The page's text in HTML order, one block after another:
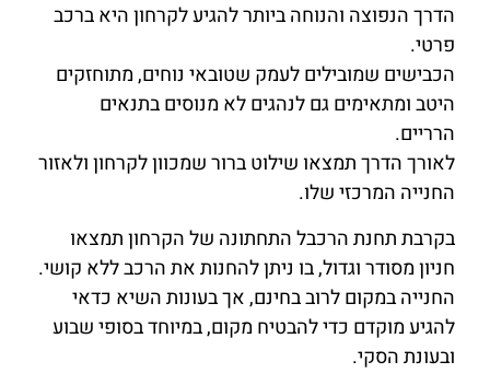
הדרך הנפוצה והנוחה ביותר להגיע לקרחון היא ברכב
פרטי.
הכבישים שמובילים לעמק שטובאי נוחים, מתוחזקים
היטב ומתאימים גם לנהגים לא מנוסים בתנאים
הרריים.
לאורך הדרך תמצאו שילוט ברור שמכוון לקרחון ולאזור
החנייה המרכזי שלו.
בקרבת תחנת הרכבל התחתונה של הקרחון תמצאו
חניון מסודר וגדול, בו ניתן להחנות את הרכב ללא קושי.
החנייה במקום לרוב בחינם, אך בעונות השיא כדאי
להגיע מוקדם כדי להבטיח מקום, במיוחד בסופי שבוע
ובעונת הסקי.